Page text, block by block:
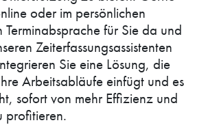
oder im persönlichen
für Sie da und
Zeiterfassungsassistenten
Sie eine Lösung, die
Arbeitsabläufe einfügt und es
sofort von mehr Effizienz und
profitieren.